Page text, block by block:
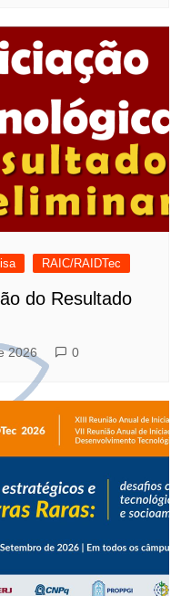
RAIC/RAIDTec
do Resultado
2026 0